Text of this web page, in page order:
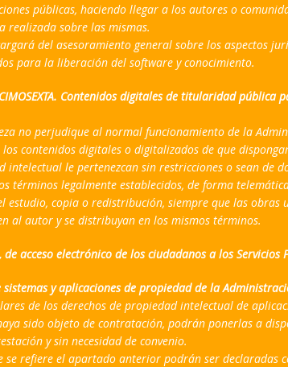
públicas, haciendo llegar a los autores o
realizada sobre las mismas.
del asesoramiento general sobre los aspectos
para la liberación del software y conocimiento.
Contenidos digitales de titularidad
no perjudique al normal funcionamiento de la
contenidos digitales o digitalizados de que
intelectual le pertenezcan sin restricciones o sean de
términos legalmente establecidos, de forma
estudio, copia o redistribución, siempre que las obras
al autor y se distribuyan en los mismos términos.
acceso electrónico de los ciudadanos a los Servicios
y aplicaciones de propiedad de la
de los derechos de propiedad intelectual de
sido objeto de contratación, podrán ponerlas a
y sin necesidad de convenio.
se refiere el apartado anterior podrán ser declaradas